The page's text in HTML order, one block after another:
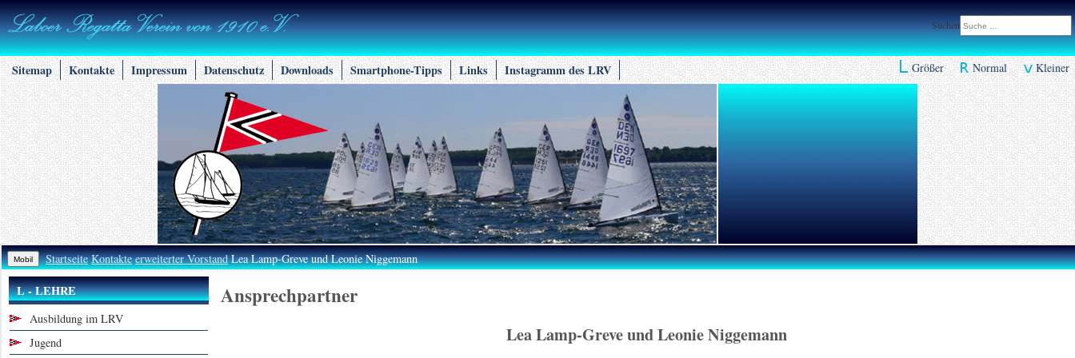
Suchen
Sitemap Kontakte Impressum Datenschutz Downloads Smartphone-Tipps Links Instagramm des LRV Größer Normal Kleiner
Startseite Kontakte erweiterter VorstandLea Lamp-Greve und Leonie Niggemann
L - LEHRE
Ausbildung im LRV
Jugend
Ansprechpartner
Lea Lamp-Greve und Leonie Niggemann